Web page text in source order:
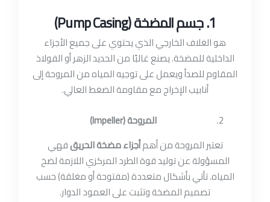
1. جسم المضخة (Pump Casing)
هو الغلاف الخارجي الذي يحتوي على جميع الأجزاء
الداخلية للمضخة. يصنع غالبًا من الحديد الزهر أو الفولاذ
المقاوم للصدأ ويعمل على توجيه المياه من المروحة إلى
أنابيب الإخراج مع مقاومة الضغط العالي.
المروحة (Impeller)
تعتبر المروحة من أهمأجزاء مضخة الحريقفهي
المسؤولة عن توليد قوة الطرد المركزي اللازمة لضخ
المياه. تأتي بأشكال متعددة (مفتوحة أو مغلقة) حسب
تصميم المضخة وتثبت على العمود الدوار.